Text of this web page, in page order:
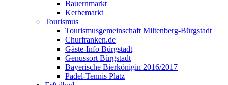
Bauernmarkt
Kerbemarkt
Tourismus
Tourismusgemeinschaft Miltenberg-Bürgstadt
Churfranken.de
Gäste-Info Bürgstadt
Genussort Bürgstadt
Bayerische Bierkönigin 2016/2017
Padel-Tennis Platz